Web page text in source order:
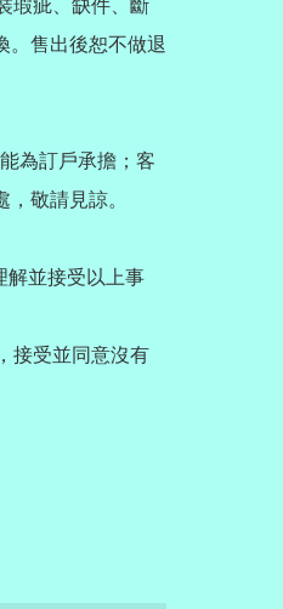
瑕疵、缺件、斷
。售出後恕不做退
為訂戶承擔；客
敬請見諒。
解並接受以上事
接受並同意沒有